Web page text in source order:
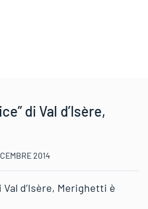
di Val d’Isère,
2014
Val d’Isère, Merighetti è